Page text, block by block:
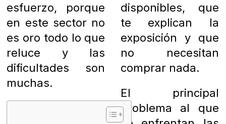
esfuerzo, porque
en este sector no
es oro todo lo que
reluce y las
dificultades son
muchas.
disponibles, que
te explican la
exposición y que
no necesitan
comprar nada.
El principal
problema al que